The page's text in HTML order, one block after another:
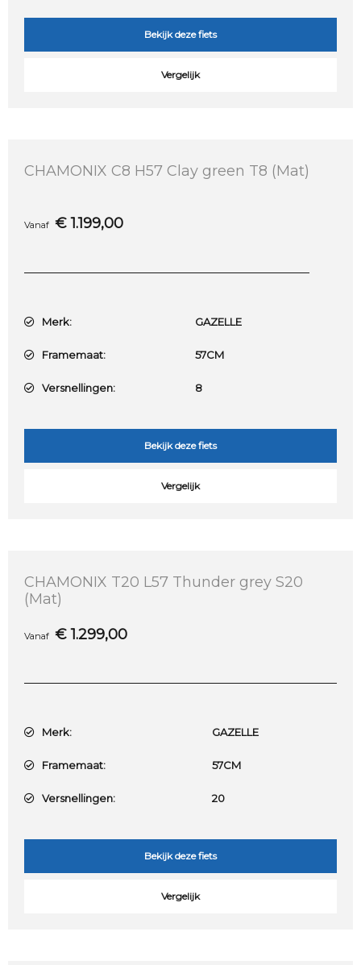
Bekijk deze fiets
Vergelijk
CHAMONIX C8 H57 Clay green T8 (Mat)
Vanaf € 1.199,00
Merk: GAZELLE
Framemaat: 57CM
Versnellingen: 8
Bekijk deze fiets
Vergelijk
CHAMONIX T20 L57 Thunder grey S20
(Mat)
Vanaf € 1.299,00
Merk: GAZELLE
Framemaat: 57CM
Versnellingen: 20
Bekijk deze fiets
Vergelijk